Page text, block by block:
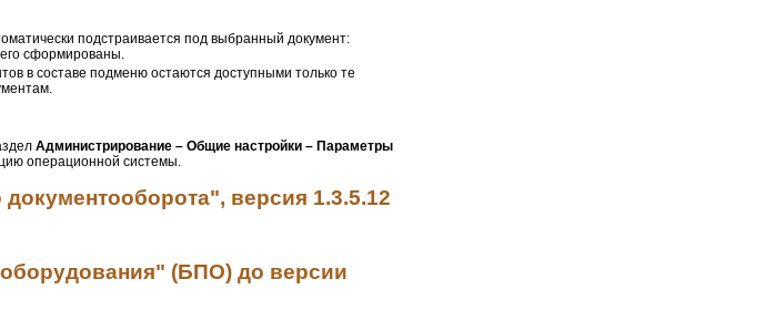
подстраивается под выбранный документ:
сформированы.
в составе подменю остаются доступными только те
Администрирование – Общие настройки – Параметры
операционной системы.
версия 1.3.5.12
(БПО) до версии